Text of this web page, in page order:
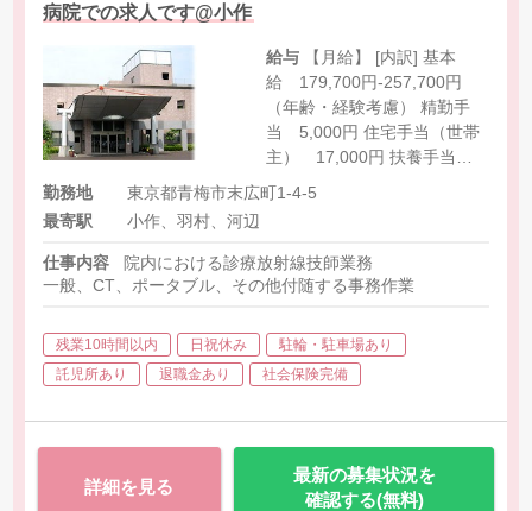
病院での求人です@小作
給与
給 179,700円-257,700円
（年齢・経験考慮） 精勤手
当 5,000円 住宅手当（世帯
主） 17,000円 扶養手当、
その他
勤務地
東京都青梅市末広町1-4-5
最寄駅
小作、羽村、河辺
仕事内容
院内における診療放射線技師業務
一般、CT、ポータブル、その他付随する事務作業
残業10時間以内 日祝休み
駐輪・駐車場あり
託児所あり
退職金あり 社会保険完備
詳細を見る
最新の募集状況を
確認する(無料)